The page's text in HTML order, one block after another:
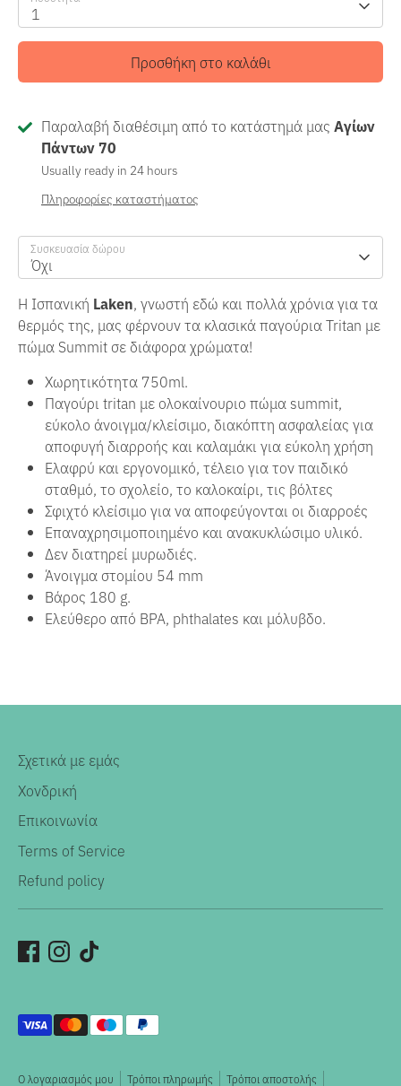
1
Προσθήκη στο καλάθι
Παραλαβή διαθέσιμη από το κατάστημά μας Αγίων
Πάντων 70
Usually ready in 24 hours
Πληροφορίες καταστήματος
Συσκευασία δώρου
Όχι
Η Ισπανική Laken, γνωστή εδώ και πολλά χρόνια για τα
θερμός της, μας φέρνουν τα κλασικά παγούρια Tritan με
πώμα Summit σε διάφορα χρώματα!
Χωρητικότητα 750ml.
Παγούρι tritan με ολοκαίνουριο πώμα summit,
εύκολο άνοιγμα/κλείσιμο, διακόπτη ασφαλείας για
αποφυγή διαρροής και καλαμάκι για εύκολη χρήση
Ελαφρύ και εργονομικό, τέλειο για τον παιδικό
σταθμό, το σχολείο, το καλοκαίρι, τις βόλτες
Σφιχτό κλείσιμο για να αποφεύγονται οι διαρροές
Επαναχρησιμοποιημένο και ανακυκλώσιμο υλικό.
Δεν διατηρεί μυρωδιές.
Άνοιγμα στομίου 54 mm
Βάρος 180 g.
Ελεύθερο από BPA, phthalates και μόλυβδο.
Σχετικά με εμάς
Χονδρική
Επικοινωνία
Terms of Service
Refund policy
Ο λογαριασμός μου Τρόποι πληρωμής Τρόποι αποστολής
Αποδεκτοί
τρόποι